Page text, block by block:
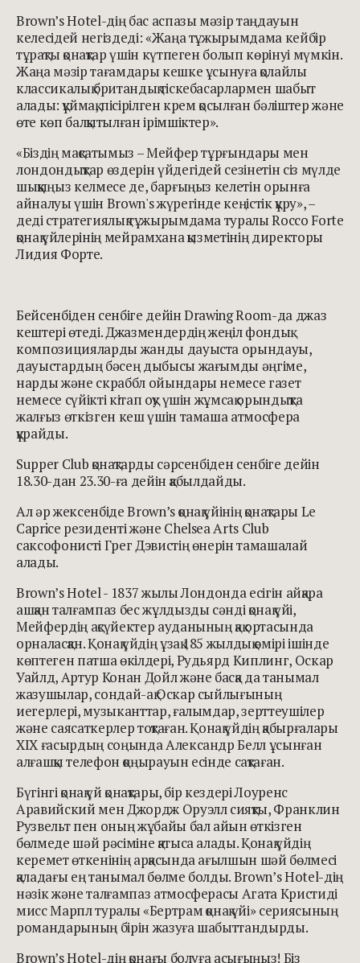
Brown’s Hotel-дің бас аспазы мәзір таңдауын
келесідей негіздеді: «Жаңа тұжырымдама кейбір
тұрақты қонақтар үшін күтпеген болып көрінуі мүмкін.
Жаңа мәзір тағамдары кешке ұсынуға қолайлы
классикалық британдық тіскебасарлармен шабыт
алады: құймақ, пісірілген крем қосылған бәліштер және
өте көп балқытылған ірімшіктер».
«Біздің мақсатымыз – Мейфер тұрғындары мен
лондондықтар өздерін үйдегідей сезінетін сіз мүлде
шыққыңыз келмесе де, барғыңыз келетін орынға
айналуы үшін Brown's жүрегінде кеңістік құру», –
деді стратегиялық тұжырымдама туралы Rocco Forte
қонақ үйлерінің мейрамхана қызметінің директоры
Лидия Форте.
Бейсенбіден сенбіге дейін Drawing Room-да джаз
кештері өтеді. Джазмендердің жеңіл фондық
композицияларды жанды дауыста орындауы,
дауыстардың бәсең дыбысы жағымды әңгіме,
нарды және скраббл ойындары немесе газет
немесе сүйікті кітап оқу үшін жұмсақ орындықта
жалғыз өткізген кеш үшін тамаша атмосфера
құрайды.
Supper Club қонақтарды сәрсенбіден сенбіге дейін
18.30-дан 23.30-ға дейін қабылдайды.
Ал әр жексенбіде Brown’s қонақ үйінің қонақтары Le
Caprice резиденті және Chelsea Arts Club
саксофонисті Грег Дэвистің өнерін тамашалай
алады.
Brown’s Hotel - 1837 жылы Лондонда есігін айқара
ашқан талғампаз бес жұлдызды сәнді қонақ үйі,
Мейфердің ақсүйектер ауданының қақ ортасында
орналасқан. Қонақ үйдің ұзақ 185 жылдық өмірі ішінде
көптеген патша өкілдері, Рудьярд Киплинг, Оскар
Уайлд, Артур Конан Дойл және басқа да танымал
жазушылар, сондай-ақ Оскар сыйлығының
иегерлері, музыканттар, ғалымдар, зерттеушілер
және саясаткерлер тоқтаған. Қонақ үйдің қабырғалары
XIX ғасырдың соңында Александр Белл ұсынған
алғашқы телефон қоңырауын есінде сақтаған.
Бүгінгі қонақ үй қонақтары, бір кездері Лоуренс
Аравийский мен Джордж Оруэлл сияқты, Франклин
Рузвельт пен оның жұбайы бал айын өткізген
бөлмеде шәй рәсіміне қатыса алады. Қонақ үйдің
керемет өткенінің арқасында ағылшын шәй бөлмесі
қаладағы ең танымал бөлме болды. Brown’s Hotel-дің
нәзік және талғампаз атмосферасы Агата Кристиді
мисс Марпл туралы «Бертрам қонақ үйі» сериясының
романдарының бірін жазуға шабыттандырды.
Brown’s Hotel-дің қонағы болуға асығыңыз! Біз